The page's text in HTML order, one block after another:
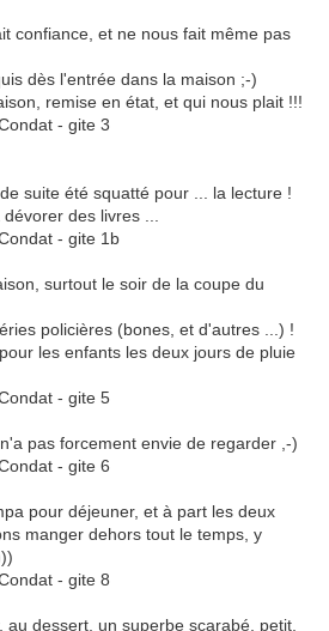
confiance, et ne nous fait même pas
dès l'entrée dans la maison ;-)
remise en état, et qui nous plait !!!
suite été squatté pour ... la lecture !
des livres ...
surtout le soir de la coupe du
policières (bones, et d'autres ...) !
les enfants les deux jours de pluie
pas forcement envie de regarder ,-)
pour déjeuner, et à part les deux
manger dehors tout le temps, y
au dessert, un superbe scarabé, petit,